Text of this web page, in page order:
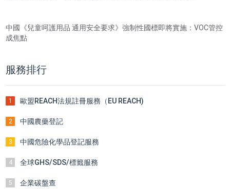
中國《兒童呵護用品 通用安全要求》強制性國標即將實施：VOC管控
成焦點
服務排行
1 歐盟REACH法規註冊服務（EU REACH)
2 中國農藥登記
3 中國危險化學品登記服務
4 全球GHS/SDS/標籤服務
5 企業碳盤查